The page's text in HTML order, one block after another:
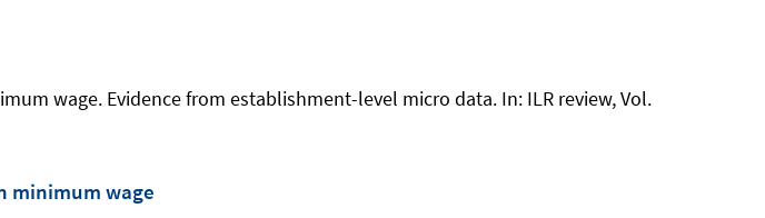
wage. Evidence from establishment-level micro data. In: ILR review, Vol.
minimum wage